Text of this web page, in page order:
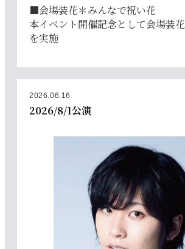
■会場装花＊みんなで祝い花
本イベント開催記念として会場装
を実施
2026.06.16
2026/8/1公演